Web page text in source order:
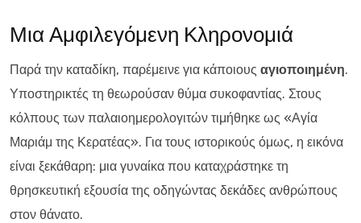
Μια Αμφιλεγόμενη Κληρονομιά
Παρά την καταδίκη, παρέμεινε για κάποιους αγιοποιημένη.
Υποστηρικτές τη θεωρούσαν θύμα συκοφαντίας. Στους
κόλπους των παλαιοημερολογιτών τιμήθηκε ως «Αγία
Μαριάμ της Κερατέας». Για τους ιστορικούς όμως, η εικόνα
είναι ξεκάθαρη: μια γυναίκα που καταχράστηκε τη
θρησκευτική εξουσία της οδηγώντας δεκάδες ανθρώπους
στον θάνατο.